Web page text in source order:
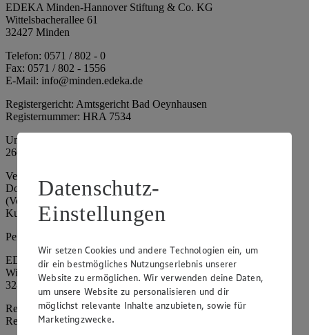
EDEKA Minden-Hannover Stiftung & Co. KG
Wittelsbacherallee 61
32427 Minden
Telefon: 0571 / 802 - 0
Fax: 0571 / 802 - 1556
E-Mail: info@minden.edeka.de
Registergericht: Amtsgericht Bad Oeynhausen
Registernummer: HRA 7534
Umsatzsteuer-Identifikationsnummer gem. § 27a UStG: DE
266067317
Vertretungsberechtigte: Mark Rosenkranz (Sprecher), Eileen
Dominique Klingsiek (Vorstandsmitglied), Ulf-U. Plath
(Vorstandsmitglied), Stephan Wohler (Vorstandsmitglied), Marc
Kuhlmann (Aufsichtsratsvorsitzender)
Persönlich haftende Gesellschafterin:
EDEKA Minden-Hannover Holding GmbH
Wittelsbacherallee 61
32427 Minden
Registergericht: Amtsgericht Bad Oeynhausen
Registernummer: HRB 4086
Datenschutz-
Einstellungen
Wir setzen Cookies und andere Technologien ein, um
dir ein bestmögliches Nutzungserlebnis unserer
Website zu ermöglichen. Wir verwenden deine Daten,
um unsere Website zu personalisieren und dir
möglichst relevante Inhalte anzubieten, sowie für
Marketingzwecke.